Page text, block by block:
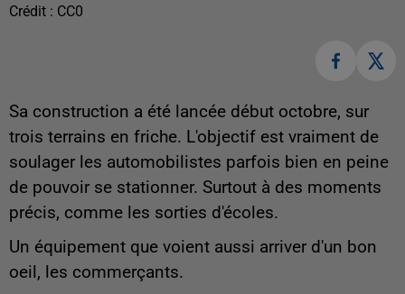
Crédit : CC0
Sa construction a été lancée début octobre, sur
trois terrains en friche. L'objectif est vraiment de
soulager les automobilistes parfois bien en peine
de pouvoir se stationner. Surtout à des moments
précis, comme les sorties d'écoles.
Un équipement que voient aussi arriver d'un bon
oeil, les commerçants.